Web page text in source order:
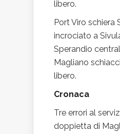
libero.
Port Viro schiera
incrociato a
Sperandio
Magliano
libero.
Cronaca
Tre errori al
doppietta di